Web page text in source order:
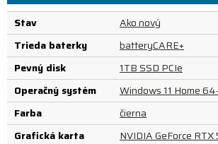
Stav
Ako nový
Trieda baterky
batteryCARE+
Pevný disk
1TB SSD PCIe
Operačný systém
Windows 11 Home
Farba
čierna
Grafická karta
NVIDIA GeForce